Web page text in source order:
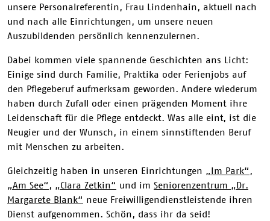
unsere Personalreferentin, Frau Lindenhain, aktuell nach
und nach alle Einrichtungen, um unsere neuen
Auszubildenden persönlich kennenzulernen.
Dabei kommen viele spannende Geschichten ans Licht:
Einige sind durch Familie, Praktika oder Ferienjobs auf
den Pflegeberuf aufmerksam geworden. Andere wiederum
haben durch Zufall oder einen prägenden Moment ihre
Leidenschaft für die Pflege entdeckt. Was alle eint, ist die
Neugier und der Wunsch, in einem sinnstiftenden Beruf
mit Menschen zu arbeiten.
Gleichzeitig haben in unseren Einrichtungen „Im Park“ ,
„Am See“ , „Clara Zetkin“ und im Seniorenzentrum „Dr.
Margarete Blank“ neue Freiwilligendienstleistende ihren
Dienst aufgenommen. Schön, dass ihr da seid!